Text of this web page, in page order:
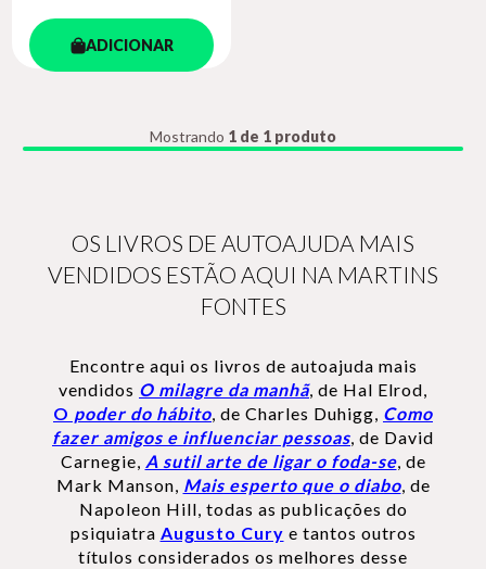
ADICIONAR
Mostrando 1 de 1 produto
OS LIVROS DE AUTOAJUDA MAIS
VENDIDOS ESTÃO AQUI NA MARTINS
FONTES
Encontre aqui os livros de autoajuda mais
vendidos O milagre da manhã, de Hal Elrod,
O poder do hábito, de Charles Duhigg, Como
fazer amigos e influenciar pessoas, de David
Carnegie, A sutil arte de ligar o foda-se, de
Mark Manson, Mais esperto que o diabo, de
Napoleon Hill, todas as publicações do
psiquiatra Augusto Cury e tantos outros
títulos considerados os melhores desse